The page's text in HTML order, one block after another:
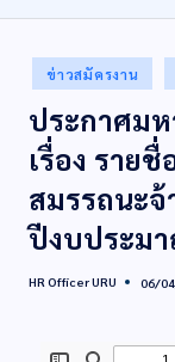
ข่าวสมัครงาน
ประกาศม
เรื่อง ราย
สมรรถนะจ้
ปีงบประม
HR Officer URU 06/